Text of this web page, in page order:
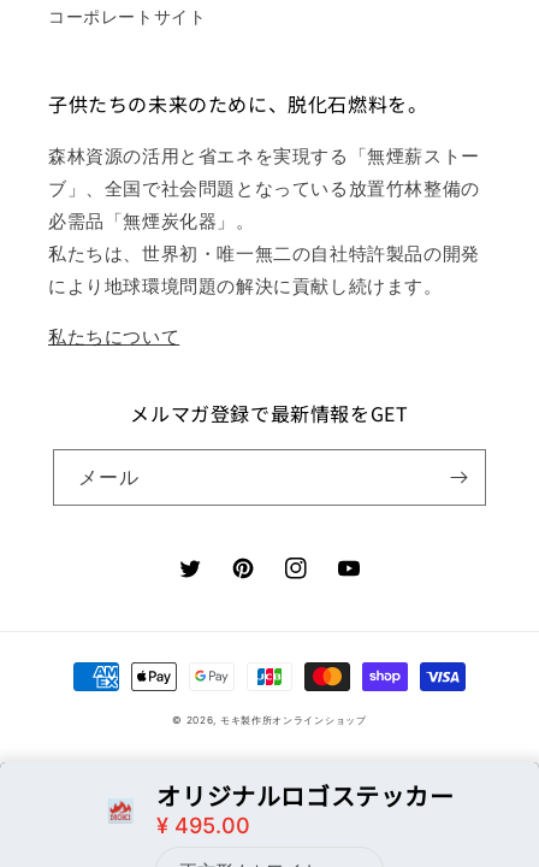
コーポレートサイト
子供たちの未来のために、脱化石燃料を。
森林資源の活用と省エネを実現する「無煙薪ストー
ブ」、全国で社会問題となっている放置竹林整備の
必需品「無煙炭化器」。
私たちは、世界初・唯一無二の自社特許製品の開発
により地球環境問題の解決に貢献し続けます。
私たちについて
メルマガ登録で最新情報をGET
メール
TwitterPinterestInstagramYouTube
決
済
© 2026, モキ製作所オンラインショップ
オリジナルロゴステッカー
¥ 495.00